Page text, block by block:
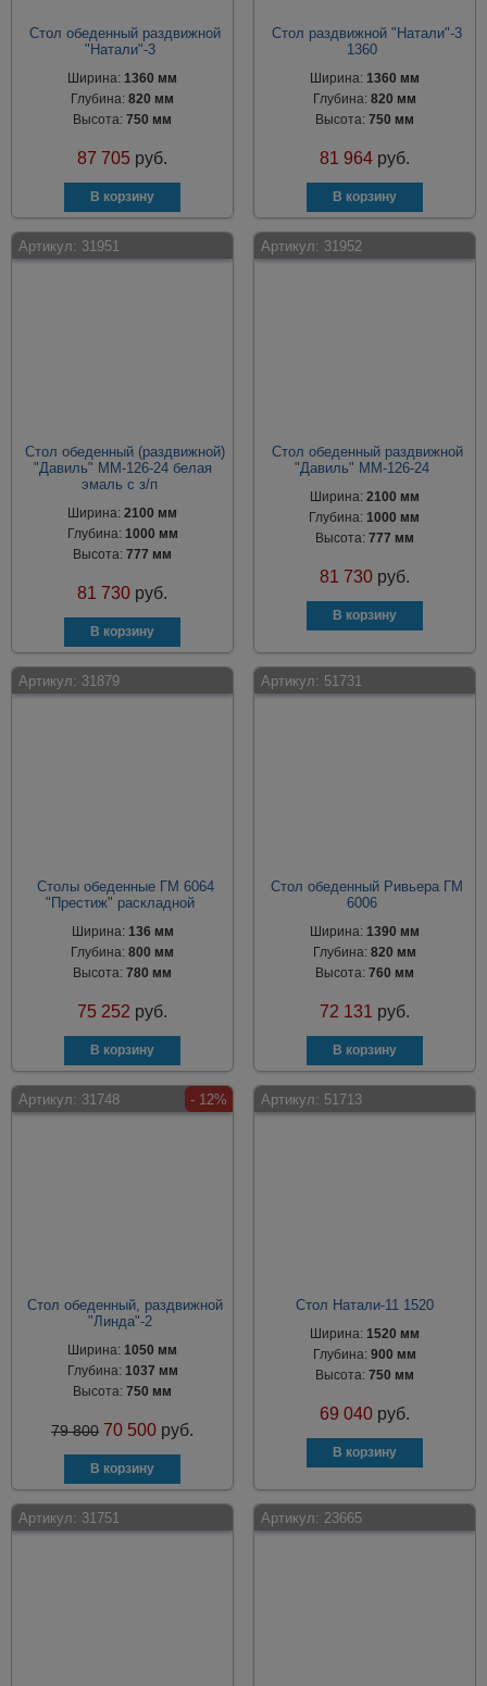
Стол обеденный раздвижной
"Натали"-3
Ширина:1360 мм
Глубина:820 мм
Высота:750 мм
87 705 руб.
Стол раздвижной "Натали"-3
1360
Ширина: 1360 мм
Глубина: 820 мм
Высота: 750 мм
81 964 руб.
Артикул: 31951
Стол обеденный (раздвижной)
"Давиль" ММ-126-24 белая
эмаль с з/п
Ширина:2100 мм
Глубина: 1000 мм
Высота:777 мм
81 730 руб.
Артикул: 31952
Стол обеденный раздвижной
"Давиль" ММ-126-24
Ширина: 2100 мм
Глубина:1000 мм
Высота: 777 мм
81 730 руб.
Артикул: 31879
Столы обеденные ГМ 6064
"Престиж" раскладной
Ширина: 136 мм
Глубина:800 мм
Высота:780 мм
75 252 руб.
Артикул: 51731
Стол обеденный Ривьера ГМ
6006
Ширина: 1390 мм
Глубина: 820 мм
Высота: 760 мм
72 131 руб.
Артикул: 31748 - 12%
Стол обеденный, раздвижной
"Линда"-2
Ширина:1050 мм
Глубина: 1037 мм
Высота:750 мм
79 800 70 500 руб.
Артикул: 51713
Стол Натали-11 1520
Ширина: 1520 мм
Глубина: 900 мм
Высота: 750 мм
69 040 руб.
Артикул: 31751 Артикул: 23665